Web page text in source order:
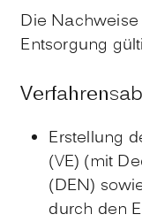
Die
Entsorgung
Erstellung
(VE) (mit
(DEN)
durch den